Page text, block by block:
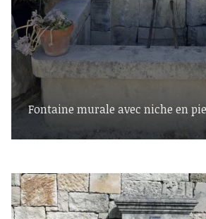
Fontaine murale avec niche en